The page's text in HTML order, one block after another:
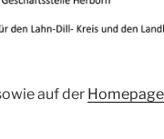
auf der Homepage